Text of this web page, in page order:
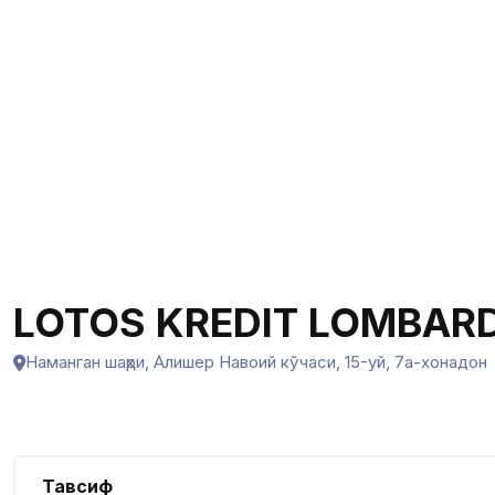
LOTOS KREDIT
Наманган шаҳри, Алишер Навоий кўчаси, 15-уй, 7а-хонадон
Тавсиф